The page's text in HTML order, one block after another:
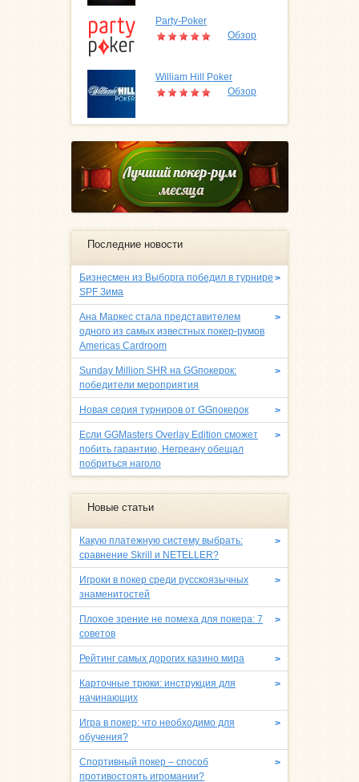
Party-Poker
Обзор
William Hill Poker
Обзор
Последние новости
>
Бизнесмен из Выборга победил в турнире
SPF Зима
>
Ана Маркес стала представителем
одного из самых известных покер-румов
Americas Cardroom
>
Sunday Million SHR на GGпокерок:
победители мероприятия
>
Новая серия турниров от GGпокерок
>
Если GGMasters Overlay Edition сможет
побить гарантию, Негреану обещал
побриться наголо
Новые статьи
>
Какую платежную систему выбрать:
сравнение Skrill и NETELLER?
>
Игроки в покер среди русскоязычных
знаменитостей
>
Плохое зрение не помеха для покера: 7
советов
>
Рейтинг самых дорогих казино мира
>
Карточные трюки: инструкция для
начинающих
>
Игра в покер: что необходимо для
обучения?
>
Спортивный покер – способ
противостоять игромании?